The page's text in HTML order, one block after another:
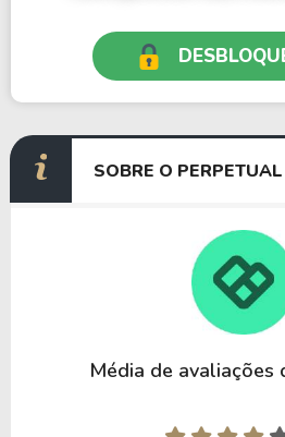
SOBRE O
Média de avaliações